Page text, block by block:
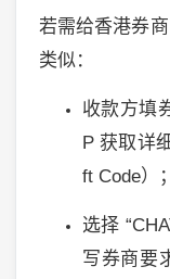
若需给香港券
类似：
收款方填
P 获取详
ft Code）；
选择
写券商要